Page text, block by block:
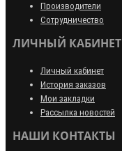
Производители
Сотрудничество
ЛИЧНЫЙ КАБИНЕТ
Личный кабинет
История заказов
Мои закладки
Рассылка новостей
НАШИ КОНТАКТЫ